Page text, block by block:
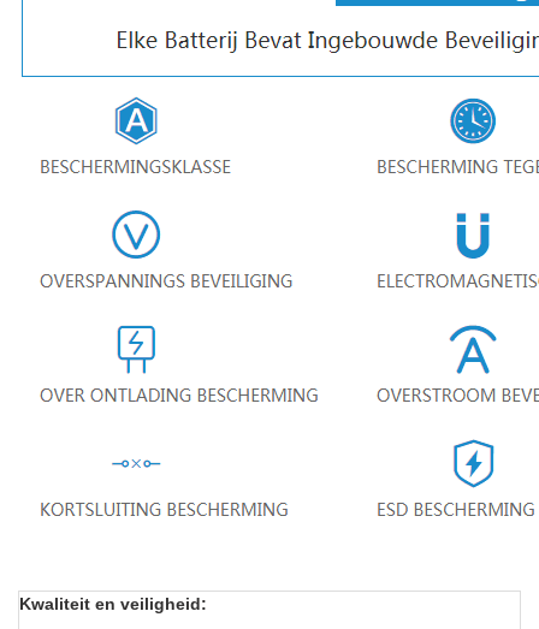
Kwaliteit en veiligheid: